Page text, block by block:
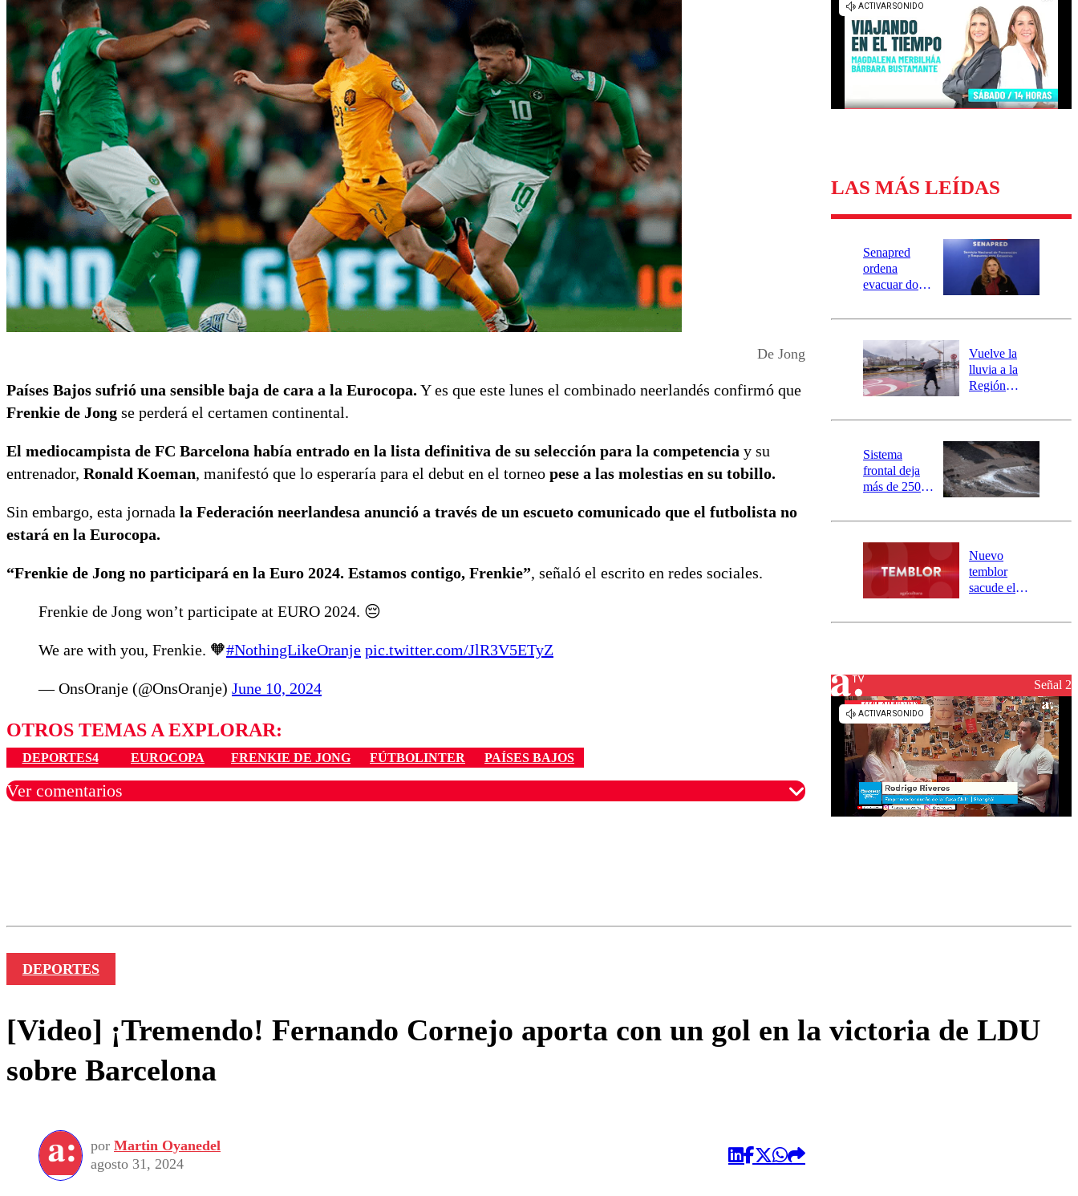
Universidad de Chile
Sustentabilidad
De Jong
Países Bajos sufrió una sensible baja de cara a la Eurocopa. Y es que este lunes el combinado neerlandés confirmó que
Frenkie de Jong se perderá el certamen continental.
El mediocampista de FC Barcelona había entrado en la lista definitiva de su selección para la competencia y su
entrenador, Ronald Koeman, manifestó que lo esperaría para el debut en el torneo pese a las molestias en su tobillo.
Sin embargo, esta jornada la Federación neerlandesa anunció a través de un escueto comunicado que el futbolista no
estará en la Eurocopa.
“Frenkie de Jong no participará en la Euro 2024. Estamos contigo, Frenkie”, señaló el escrito en redes sociales.
Frenkie de Jong won’t participate at EURO 2024. 😔
We are with you, Frenkie. 🧡#NothingLikeOranje pic.twitter.com/JlR3V5ETyZ
— OnsOranje (@OnsOranje) June 10, 2024
OTROS TEMAS A EXPLORAR:
DEPORTES4 EUROCOPA FRENKIE DE JONG FÚTBOLINTER PAÍSES BAJOS
Ver comentarios
LAS MÁS LEÍDAS
Senapred
ordena
evacuar dos
Carahue por
río Damas:
activa
mensajería
SAE
Vuelve la
lluvia a la
Región
este es el
la DMC para
este viernes
Sistema
frontal deja
más de 250
y 317
aisladas entre
Valparaíso y
Los Ríos
Nuevo
temblor
sacude el
revisa la
Señal 2
DEPORTES
[Video] ¡Tremendo! Fernando Cornejo aporta con un gol en la victoria de LDU
sobre Barcelona
por Martin Oyanedel
agosto 31, 2024